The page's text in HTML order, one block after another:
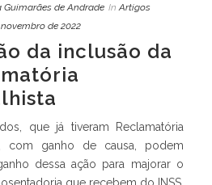
Guimarães de Andrade In Artigos
de 2022
da inclusão da
que já tiveram Reclamatória
com ganho de causa, podem
dessa ação para majorar o
que recebem do INSS.